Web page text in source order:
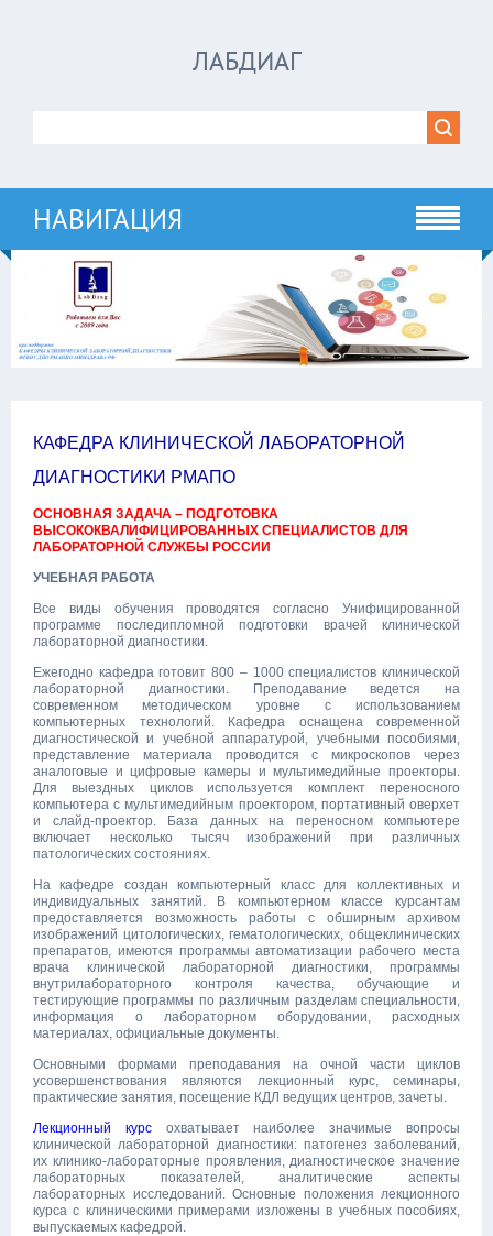
ЛАБДИАГ
НАВИГАЦИЯ
КАФЕДРА КЛИНИЧЕСКОЙ ЛАБОРАТОРНОЙ
ДИАГНОСТИКИ РМАПО
ОСНОВНАЯ ЗАДАЧА – ПОДГОТОВКА
ВЫСОКОКВАЛИФИЦИРОВАННЫХ СПЕЦИАЛИСТОВ ДЛЯ
ЛАБОРАТОРНОЙ СЛУЖБЫ РОССИИ
УЧЕБНАЯ РАБОТА
Все виды обучения проводятся согласно Унифицированной
программе последипломной подготовки врачей клинической
лабораторной диагностики.
Ежегодно кафедра готовит 800 – 1000 специалистов клинической
лабораторной диагностики. Преподавание ведется на
современном методическом уровне с использованием
компьютерных технологий. Кафедра оснащена современной
диагностической и учебной аппаратурой, учебными пособиями,
представление материала проводится с микроскопов через
аналоговые и цифровые камеры и мультимедийные проекторы.
Для выездных циклов используется комплект переносного
компьютера с мультимедийным проектором, портативный оверхет
и слайд-проектор. База данных на переносном компьютере
включает несколько тысяч изображений при различных
патологических состояниях.
На кафедре создан компьютерный класс для коллективных и
индивидуальных занятий. В компьютерном классе курсантам
предоставляется возможность работы с обширным архивом
изображений цитологических, гематологических, общеклинических
препаратов, имеются программы автоматизации рабочего места
врача клинической лабораторной диагностики, программы
внутрилабораторного контроля качества, обучающие и
тестирующие программы по различным разделам специальности,
информация о лабораторном оборудовании, расходных
материалах, официальные документы.
Основными формами преподавания на очной части циклов
усовершенствования являются лекционный курс, семинары,
практические занятия, посещение КДЛ ведущих центров, зачеты.
Лекционный курсохватывает наиболее значимые вопросы
клинической лабораторной диагностики: патогенез заболеваний,
их клинико-лабораторные проявления, диагностическое значение
лабораторных показателей, аналитические аспекты
лабораторных исследований. Основные положения лекционного
курса с клиническими примерами изложены в учебных пособиях,
выпускаемых кафедрой.